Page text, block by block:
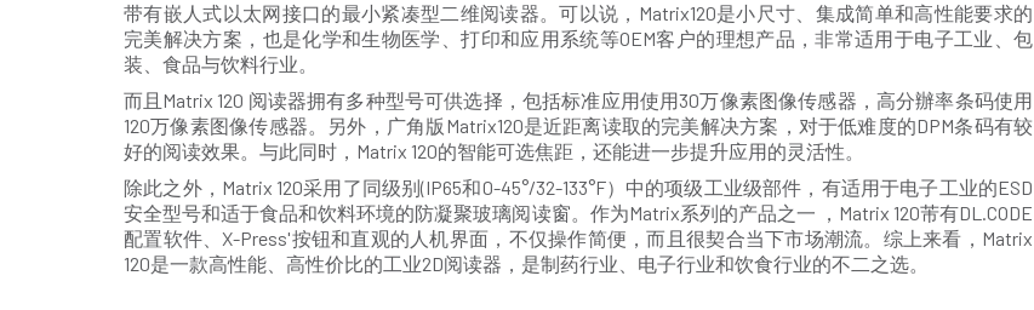
带有嵌人式以太网接口的最小紧凑型二维阅读器。可以说，Matrix120是小尺寸、集成简单和高性能要求的
完美解决方案，也是化学和生物医学、打印和应用系统等OEM客户的理想产品，非常适用于电子工业、包
装、食品与饮料行业。
而且Matrix 120 阅读器拥有多种型号可供选择，包括标准应用使用30万像素图像传感器，高分辦率条码使用
120万像素图像传感器。另外，广角版Matrix120是近距离读取的完美解决方案，对于低难度的DPM条码有较
好的阅读效果。与此同时，Matrix 120的智能可选焦距，还能进一步提升应用的灵活性。
除此之外，Matrix 120采用了同级别(IP65和0-45°/32-133°F）中的项级工业级部件，有适用于电子工业的ESD
安全型号和适于食品和饮料环境的防凝聚玻璃阅读窗。作为Matrix系列的产品之一 ，Matrix 120芾有DL.CODE
配置软件、X-Press'按钮和直观的人机界面，不仅操作简便，而且很契合当下市场潮流。综上来看，Matrix
120是一款高性能、高性价比的工业2D阅读器，是制药行业、电子行业和饮食行业的不二之选。